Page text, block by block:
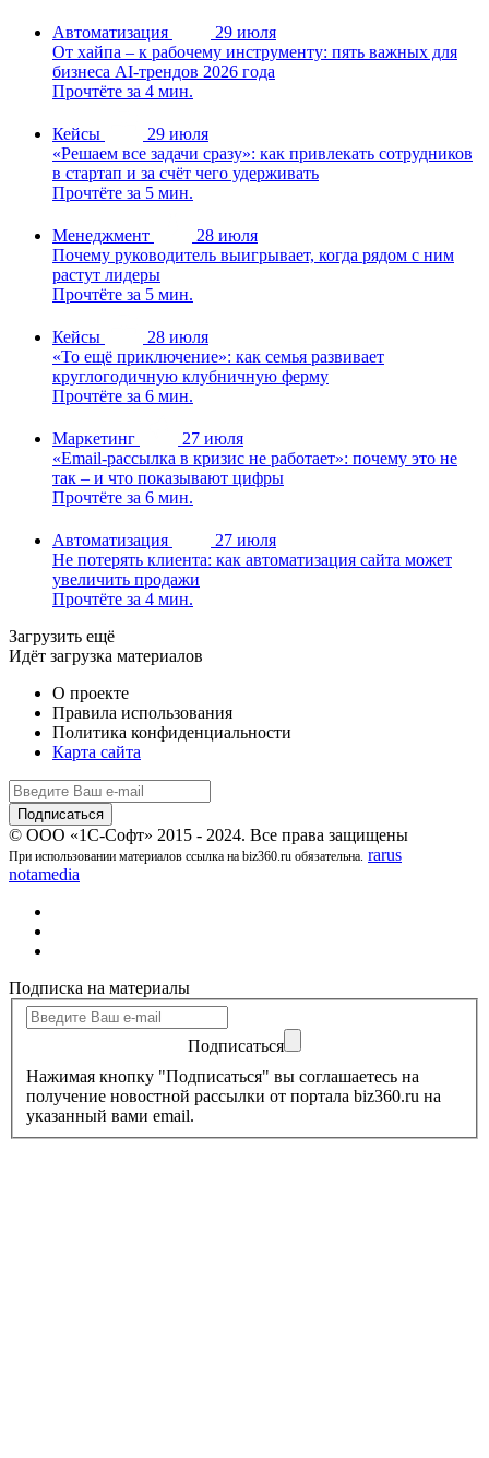
Автоматизация
29 июля
От хайпа – к рабочему инструменту: пять важных для
бизнеса AI-трендов 2026 года
Прочтёте за 4 мин.
Кейсы
29 июля
«Решаем все задачи сразу»: как привлекать сотрудников
в стартап и за счёт чего удерживать
Прочтёте за 5 мин.
Менеджмент
28 июля
Почему руководитель выигрывает, когда рядом с ним
растут лидеры
Прочтёте за 5 мин.
Кейсы
28 июля
«То ещё приключение»: как семья развивает
круглогодичную клубничную ферму
Прочтёте за 6 мин.
Маркетинг
27 июля
«Email-рассылка в кризис не работает»: почему это не
так – и что показывают цифры
Прочтёте за 6 мин.
Автоматизация
27 июля
Не потерять клиента: как автоматизация сайта может
увеличить продажи
Прочтёте за 4 мин.
Загрузить ещё
Идёт загрузка материалов
О проекте
Правила использования
Политика конфиденциальности
Карта сайта
© ООО «1С-Софт» 2015 - 2024. Все права защищены
При использовании материалов ссылка на biz360.ru обязательна. rarus
notamedia
Подписка на материалы
Подписаться
Нажимая кнопку "Подписаться" вы соглашаетесь на
получение новостной рассылки от портала biz360.ru на
указанный вами email.